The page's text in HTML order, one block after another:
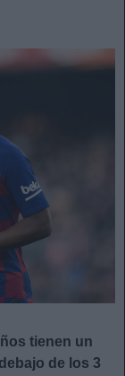
tienen un
de los 3